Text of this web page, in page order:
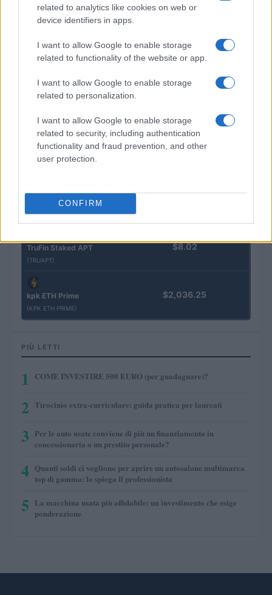
related to analytics like cookies on web or
device identifiers in apps.
I want to allow Google to enable storage
related to functionality of the website or app.
I want to allow Google to enable storage
related to personalization.
I want to allow Google to enable storage
related to security, including authentication
functionality and fraud prevention, and other
user protection.
CONFIRM
Epoch Island
(EPOCH)
$0.032
Stride Staked Injective $16.49
(VXOR)
JDB
(JDB)
$0.022
FibSwap DEX
TruFin Staked APT
(TRUAPT)
$8.02
kpk ETH Prime
(KPK ETH PRIME)
$2,036.25
PIÙ LETTI
1 COME INVESTIRE 500 EURO (per guadagnare)?
2 Tirocinio extra-curriculare: guida pratica per laureati
3 Per le auto usate conviene di più un finanziamento in
concessionaria o un prestito personale?
4 Quanti soldi ci vogliono per aprire un autosalone multimarca
top di gamma: lo spiega il professionista
5 La macchina usata più affidabile: un investimento che esige
ponderazione